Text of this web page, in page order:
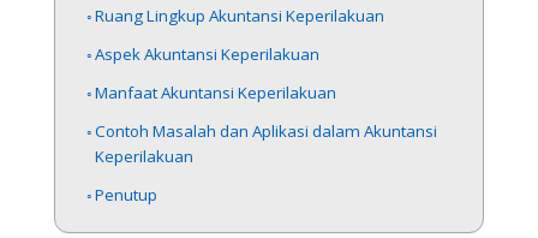
Ruang Lingkup Akuntansi Keperilakuan
Aspek Akuntansi Keperilakuan
Manfaat Akuntansi Keperilakuan
Contoh Masalah dan Aplikasi dalam Akuntansi
Keperilakuan
Penutup